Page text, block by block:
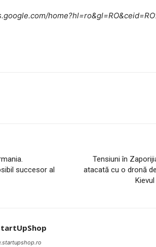
succesor al
Tensiuni în
atacată cu o dronă